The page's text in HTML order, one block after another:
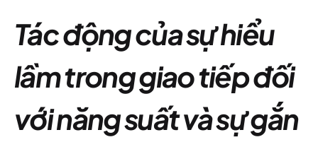
Tác động của sự hiểu
lầm trong giao tiếp đối
với năng suất và sự gắn